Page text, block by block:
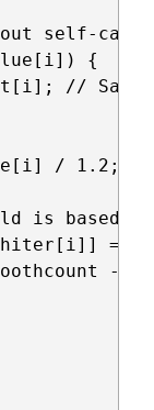
self-
{
//
/ 1.2;
is based
=
-